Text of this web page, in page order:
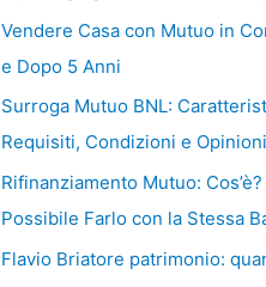
Vendere Casa con Mutuo in
e Dopo 5 Anni
Surroga Mutuo BNL:
Requisiti, Condizioni e Opinioni
Rifinanziamento Mutuo: Cos’è?
Possibile Farlo con la Stessa
Flavio Briatore patrimonio: